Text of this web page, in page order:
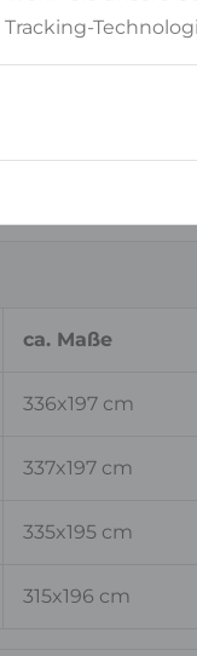
ca. Maße
336x197 cm
337x197 cm
335x195 cm
315x196 cm
Tracking-